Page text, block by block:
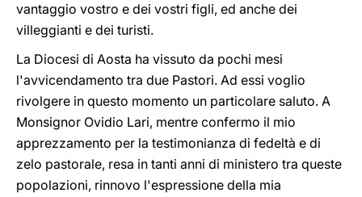
vantaggio vostro e dei vostri figli, ed anche dei
villeggianti e dei turisti.
La Diocesi di Aosta ha vissuto da pochi mesi
l'avvicendamento tra due Pastori. Ad essi voglio
rivolgere in questo momento un particolare saluto. A
Monsignor Ovidio Lari, mentre confermo il mio
apprezzamento per la testimonianza di fedeltà e di
zelo pastorale, resa in tanti anni di ministero tra queste
popolazioni, rinnovo l'espressione della mia